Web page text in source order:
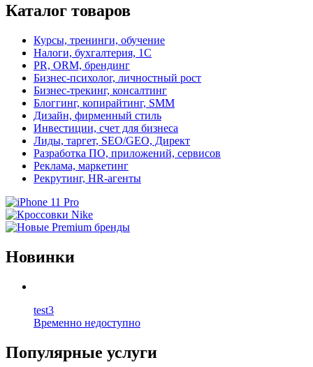
Каталог товаров
Курсы, тренинги, обучение
Налоги, бухгалтерия, 1С
PR, ORM, брендинг
Бизнес-психолог, личностный рост
Бизнес-трекинг, консалтинг
Блоггинг, копирайтинг, SMM
Дизайн, фирменный стиль
Инвестиции, счет для бизнеса
Лиды, таргет, SEO/GEO, Директ
Разработка ПО, приложений, сервисов
Реклама, маркетинг
Рекрутинг, HR-агенты
Новинки
test3
Временно недоступно
Популярные услуги